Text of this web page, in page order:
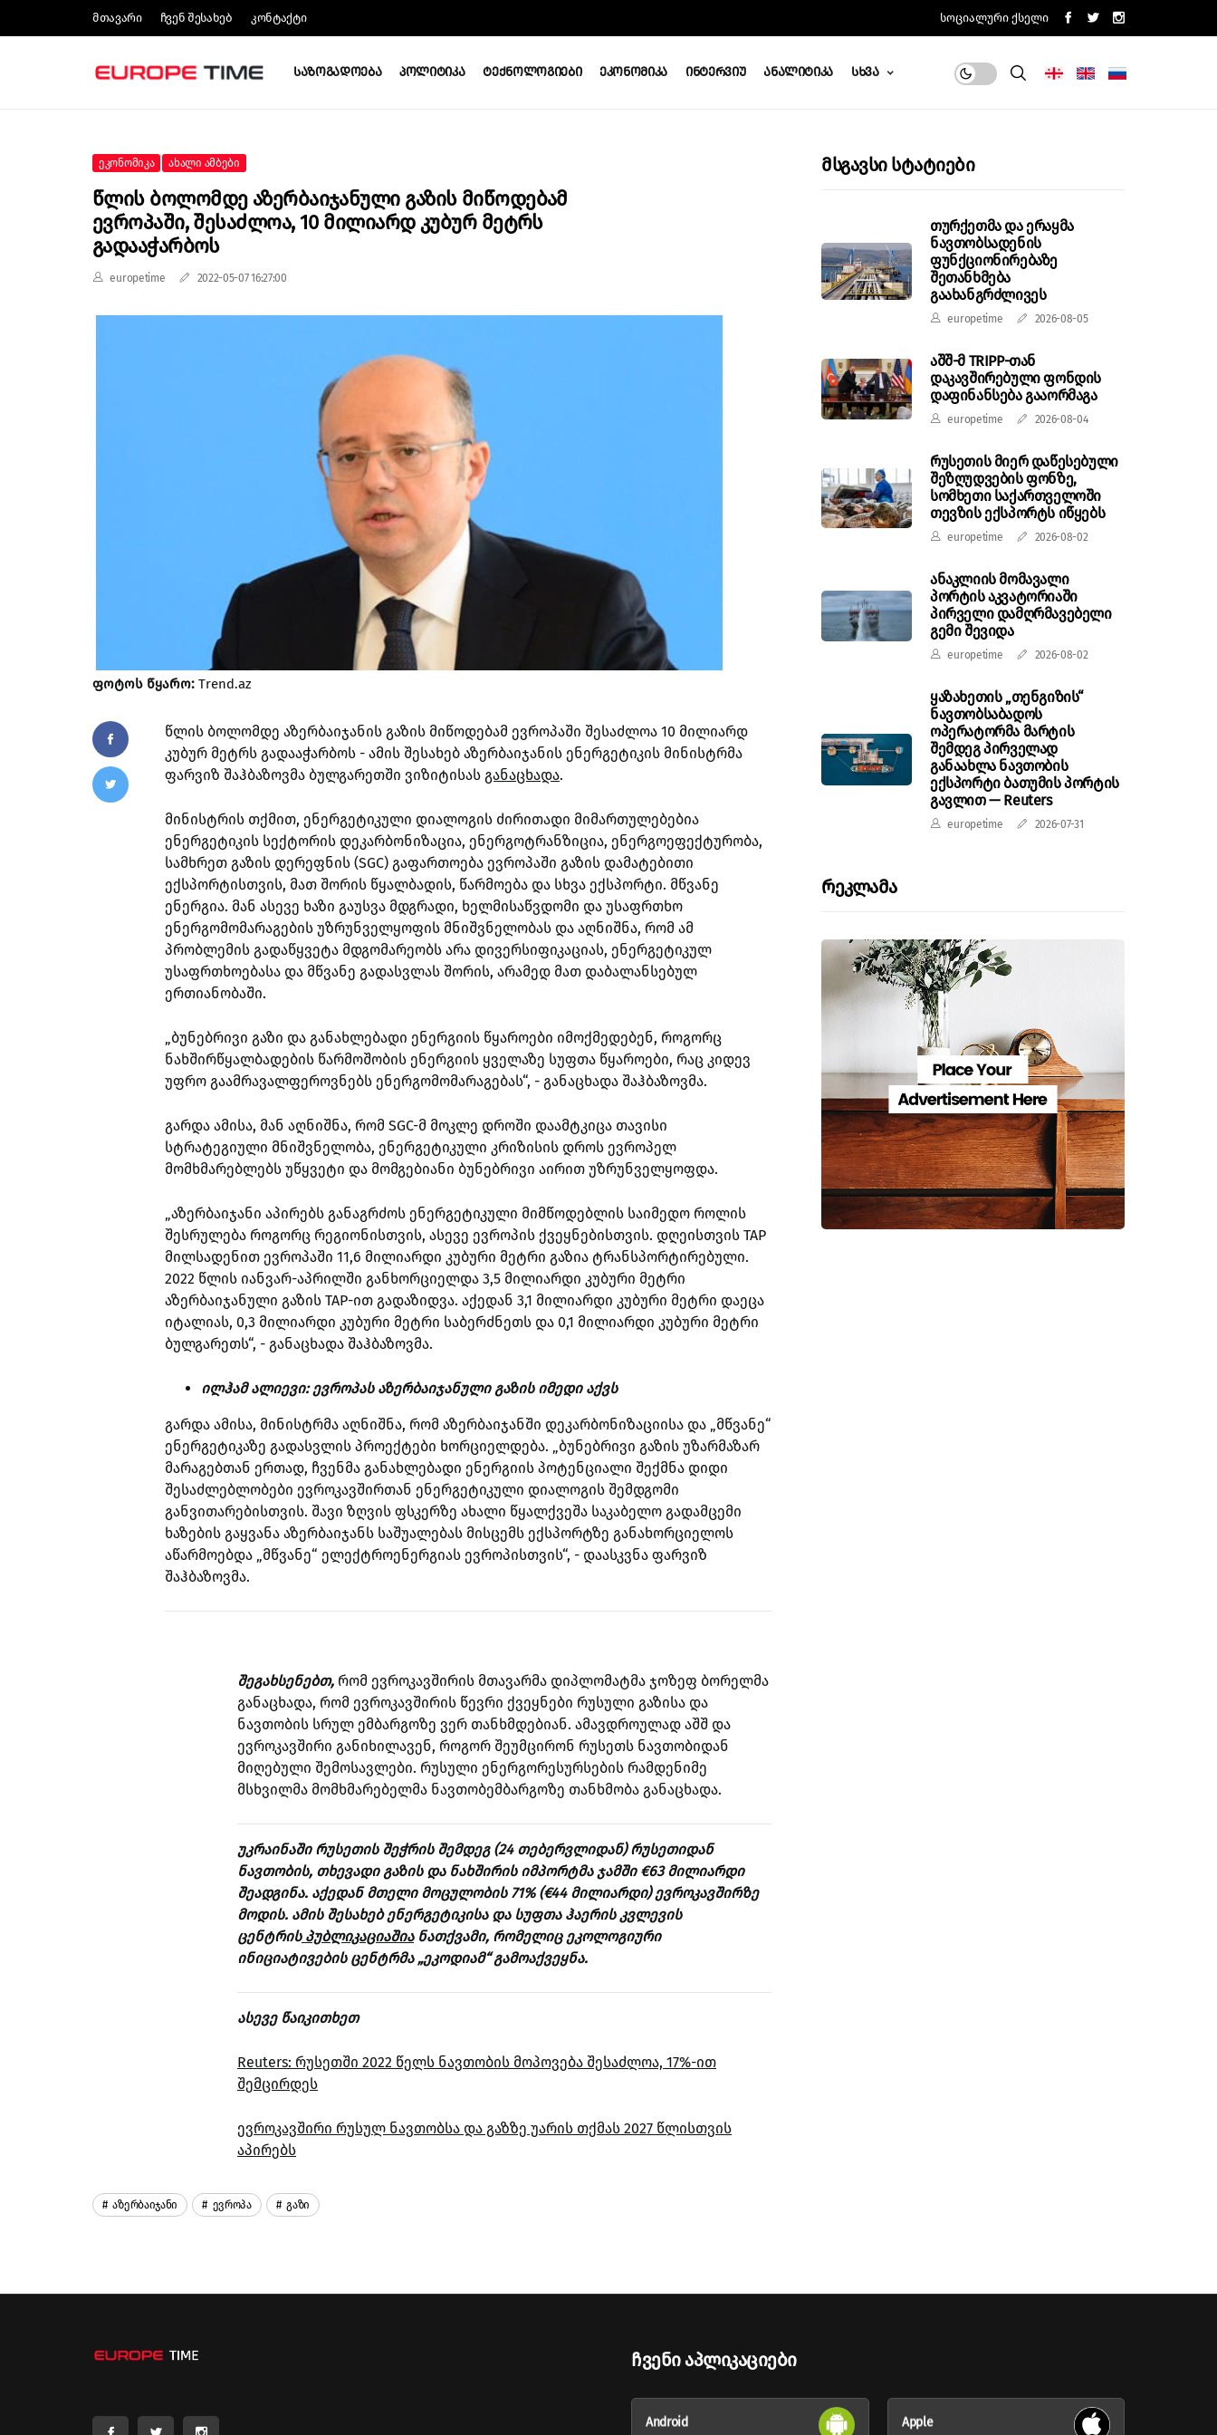
Მთავარი Ჩვენ Შესახებ Კონტაქტი Სოციალური Ქსელი
Საზოგადოება Პოლიტიკა Ტექნოლოგიები Ეკონომიკა Ინტერვიუ Ანალიტიკა Სხვა
Ეკონომიკა Ახალი Ამბები
Წლის Ბოლომდე Აზერბაიჯანული Გაზის Მიწოდებამ
Ევროპაში, Შესაძლოა, 10 Მილიარდ Კუბურ Მეტრს
Გადააჭარბოს
europetime 2022-05-07 16:27:00
ფოტოს წყარო: Trend.az
წლის ბოლომდე აზერბაიჯანის გაზის მიწოდებამ ევროპაში შესაძლოა 10 მილიარდ
კუბურ მეტრს გადააჭარბოს - ამის შესახებ აზერბაიჯანის ენერგეტიკის მინისტრმა
ფარვიზ შაჰბაზოვმა ბულგარეთში ვიზიტისას განაცხადა.
მინისტრის თქმით, ენერგეტიკული დიალოგის ძირითადი მიმართულებებია
ენერგეტიკის სექტორის დეკარბონიზაცია, ენერგოტრანზიცია, ენერგოეფექტურობა,
სამხრეთ გაზის დერეფნის (SGC) გაფართოება ევროპაში გაზის დამატებითი
ექსპორტისთვის, მათ შორის წყალბადის, წარმოება და სხვა ექსპორტი. მწვანე
ენერგია. მან ასევე ხაზი გაუსვა მდგრადი, ხელმისაწვდომი და უსაფრთხო
ენერგომომარაგების უზრუნველყოფის მნიშვნელობას და აღნიშნა, რომ ამ
პრობლემის გადაწყვეტა მდგომარეობს არა დივერსიფიკაციას, ენერგეტიკულ
უსაფრთხოებასა და მწვანე გადასვლას შორის, არამედ მათ დაბალანსებულ
ერთიანობაში.
„ბუნებრივი გაზი და განახლებადი ენერგიის წყაროები იმოქმედებენ, როგორც
ნახშირწყალბადების წარმოშობის ენერგიის ყველაზე სუფთა წყაროები, რაც კიდევ
უფრო გაამრავალფეროვნებს ენერგომომარაგებას“, - განაცხადა შაჰბაზოვმა.
გარდა ამისა, მან აღნიშნა, რომ SGC-მ მოკლე დროში დაამტკიცა თავისი
სტრატეგიული მნიშვნელობა, ენერგეტიკული კრიზისის დროს ევროპელ
მომხმარებლებს უწყვეტი და მომგებიანი ბუნებრივი აირით უზრუნველყოფდა.
„აზერბაიჯანი აპირებს განაგრძოს ენერგეტიკული მიმწოდებლის საიმედო როლის
შესრულება როგორც რეგიონისთვის, ასევე ევროპის ქვეყნებისთვის. დღეისთვის TAP
მილსადენით ევროპაში 11,6 მილიარდი კუბური მეტრი გაზია ტრანსპორტირებული.
2022 წლის იანვარ-აპრილში განხორციელდა 3,5 მილიარდი კუბური მეტრი
აზერბაიჯანული გაზის TAP-ით გადაზიდვა. აქედან 3,1 მილიარდი კუბური მეტრი დაეცა
იტალიას, 0,3 მილიარდი კუბური მეტრი საბერძნეთს და 0,1 მილიარდი კუბური მეტრი
ბულგარეთს“, - განაცხადა შაჰბაზოვმა.
ილჰამ ალიევი: ევროპას აზერბაიჯანული გაზის იმედი აქვს
გარდა ამისა, მინისტრმა აღნიშნა, რომ აზერბაიჯანში დეკარბონიზაციისა და „მწვანე“
ენერგეტიკაზე გადასვლის პროექტები ხორციელდება. „ბუნებრივი გაზის უზარმაზარ
მარაგებთან ერთად, ჩვენმა განახლებადი ენერგიის პოტენციალი შექმნა დიდი
შესაძლებლობები ევროკავშირთან ენერგეტიკული დიალოგის შემდგომი
განვითარებისთვის. შავი ზღვის ფსკერზე ახალი წყალქვეშა საკაბელო გადამცემი
ხაზების გაყვანა აზერბაიჯანს საშუალებას მისცემს ექსპორტზე განახორციელოს
აწარმოებდა „მწვანე“ ელექტროენერგიას ევროპისთვის“, - დაასკვნა ფარვიზ
შაჰბაზოვმა.
შეგახსენებთ, რომ ევროკავშირის მთავარმა დიპლომატმა ჯოზეფ ბორელმა
განაცხადა, რომ ევროკავშირის წევრი ქვეყნები რუსული გაზისა და
ნავთობის სრულ ემბარგოზე ვერ თანხმდებიან. ამავდროულად აშშ და
ევროკავშირი განიხილავენ, როგორ შეუმცირონ რუსეთს ნავთობიდან
მიღებული შემოსავლები. რუსული ენერგორესურსების რამდენიმე
მსხვილმა მომხმარებელმა ნავთობემბარგოზე თანხმობა განაცხადა.
უკრაინაში რუსეთის შეჭრის შემდეგ (24 თებერვლიდან) რუსეთიდან
ნავთობის, თხევადი გაზის და ნახშირის იმპორტმა ჯამში €63 მილიარდი
შეადგინა. აქედან მთელი მოცულობის 71% (€44 მილიარდი) ევროკავშირზე
მოდის. ამის შესახებ ენერგეტიკისა და სუფთა ჰაერის კვლევის
ცენტრისპუბლიკაციაშიანათქვამი, რომელიც ეკოლოგიური
ინიციატივების ცენტრმა „ეკოდიამ“ გამოაქვეყნა.
ასევე წაიკითხეთ
Reuters: რუსეთში 2022 წელს ნავთობის მოპოვება შესაძლოა, 17%-ით
შემცირდეს
ევროკავშირი რუსულ ნავთობსა და გაზზე უარის თქმას 2027 წლისთვის
აპირებს
Აზერბაიჯანი Ევროპა Გაზი
Მსგავსი Სტატიები
თურქეთმა და ერაყმა
ნავთობსადენის
ფუნქციონირებაზე
შეთანხმება
გაახანგრძლივეს
europetime 2026-08-05
აშშ-მ TRIPP-თან
დაკავშირებული ფონდის
დაფინანსება გააორმაგა
europetime 2026-08-04
რუსეთის მიერ დაწესებული
შეზღუდვების ფონზე,
სომხეთი საქართველოში
თევზის ექსპორტს იწყებს
europetime 2026-08-02
ანაკლიის მომავალი
პორტის აკვატორიაში
პირველი დამღრმავებელი
გემი შევიდა
europetime 2026-08-02
ყაზახეთის „თენგიზის“
ნავთობსაბადოს
ოპერატორმა მარტის
შემდეგ პირველად
განაახლა ნავთობის
ექსპორტი ბათუმის პორტის
გავლით — Reuters
europetime 2026-07-31
Რეკლამა
Ჩვენი Აპლიკაციები
Android Apple